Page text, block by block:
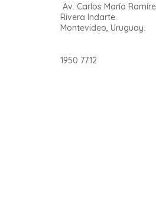
Av. Carlos María
Rivera Indarte.
Montevideo, Uruguay.
1950 7712